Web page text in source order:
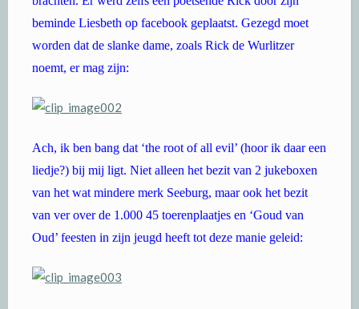
beminde Liesbeth op facebook geplaatst. Gezegd moet
worden dat de slanke dame, zoals Rick de Wurlitzer
noemt, er mag zijn:
Ach, ik ben bang dat ‘the root of all evil’ (hoor ik daar een
liedje?) bij mij ligt. Niet alleen het bezit van 2 jukeboxen
van het wat mindere merk Seeburg, maar ook het bezit
van ver over de 1.000 45 toerenplaatjes en ‘Goud van
Oud’ feesten in zijn jeugd heeft tot deze manie geleid: